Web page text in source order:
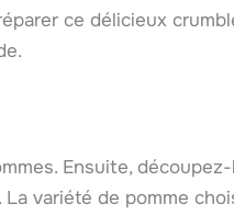
ce délicieux
Ensuite,
variété de pomme